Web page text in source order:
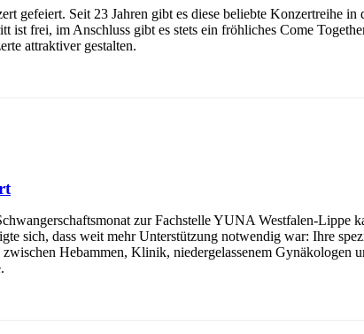
gefeiert. Seit 23 Jahren gibt es diese beliebte Konzertreihe
frei, im Anschluss gibt es stets ein fröhliches Come
attraktiver gestalten.
zur Fachstelle YUNA Westfalen-Lippe
sich, dass weit mehr Unterstützung notwendig war: Ihre
Hebammen, Klinik, niedergelassenem